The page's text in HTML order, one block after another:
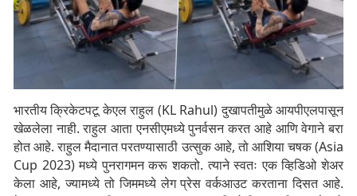
भारतीय क्रिकेटपटू केएल राहुल (KL Rahul) दुखापतीमुळे आयपीएलपासून
खेळलेला नाही. राहुल आता एनसीएमध्ये पुनर्वसन करत आहे आणि वेगाने बरा
होत आहे. राहुल मैदानात परतण्यासाठी उत्सुक आहे, तो आशिया चषक (Asia
Cup 2023) मध्ये पुनरागमन करू शकतो. त्याने स्वतः एक व्हिडिओ शेअर
केला आहे, ज्यामध्ये तो जिममध्ये लेग प्रेस वर्कआउट करताना दिसत आहे.